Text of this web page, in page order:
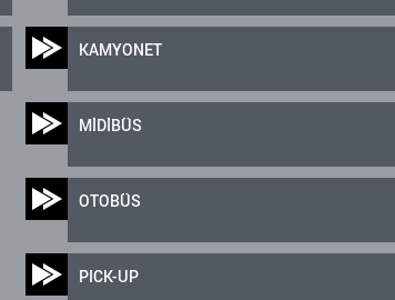
KAMYONET
MİDİBÜS
OTOBÜS
PICK-UP